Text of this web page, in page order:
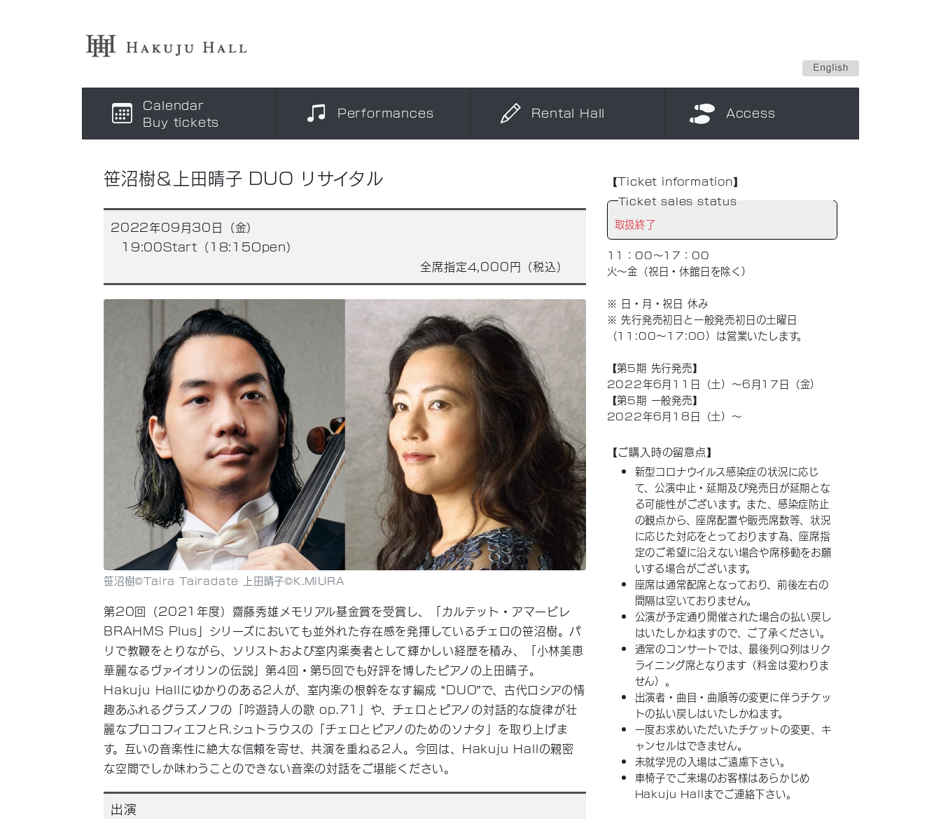
Calendar
Buy tickets
Performances Rental Hall Access
笹沼樹＆上田晴子 DUO リサイタル
2022年09月30日（金）
19:00Start（18:15Open）
全席指定4,000円（税込）
笹沼樹©Taira Tairadate 上田晴子©K.MIURA
第20回（2021年度）齋藤秀雄メモリアル基金賞を受賞し、「カルテット・アマービレ
BRAHMS Plus」シリーズにおいても並外れた存在感を発揮しているチェロの笹沼樹。パ
リで教鞭をとりながら、ソリストおよび室内楽奏者として輝かしい経歴を積み、「小林美恵
華麗なるヴァイオリンの伝説」第4回・第5回でも好評を博したピアノの 上田晴子。
Hakuju Hallにゆかりのある2人が、室内楽の根幹をなす編成 “DUO”で、古代ロシアの情
趣あふれるグラズノフの「吟遊詩人の歌 op.71」や、チェロとピアノの対話的な旋律が壮
麗なプロコフィエフとR.シュトラウスの「チェロとピアノのためのソナタ」を取り上げま
す。互いの音楽性に絶大な信頼を寄せ、共演を重ねる2人。今回は、Hakuju Hallの親密
な空間でしか味わうことのできない音楽の対話をご堪能ください。
出演
【Ticket information】
Ticket sales status
取扱終了
11：00～17：00
火～金（祝日・休館日を除く）
※ 日・月・祝日 休み
※ 先行発売初日と一般発売初日の土曜日
（11:00～17:00）は営業いたします。
【第5期 先行発売】
2022年6月11日（土）～6月17日（金）
【第5期 一般発売】
2022年6月18日（土）～
【ご購入時の留意点】
新型コロナウイルス感染症の状況に応じ
て、公演中止・延期及び発売日が延期とな
る可能性がございます。また、感染症防止
の観点から、座席配置や販売席数等、状況
に応じた対応をとっております為、座席指
定のご希望に沿えない場合や席移動をお願
いする場合がございます。
座席は通常配席となっており、前後左右の
間隔は空いておりません。
公演が予定通り開催された場合の払い戻し
はいたしかねますので、ご了承ください。
通常のコンサートでは、最後列Q列はリク
ライニング席となります（料金は変わりま
せん）。
出演者・曲目・曲順等の変更に伴うチケッ
トの払い戻しはいたしかねます。
一度お求めいただいたチケットの変更、キ
ャンセルはできません。
未就学児の入場はご遠慮下さい。
車椅子でご来場のお客様はあらかじめ
Hakuju Hallまでご連絡下さい。